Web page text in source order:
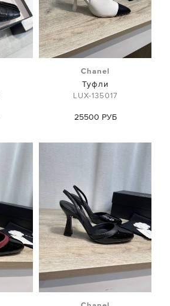
Chanel
Туфли
LUX-135017
25500 РУБ